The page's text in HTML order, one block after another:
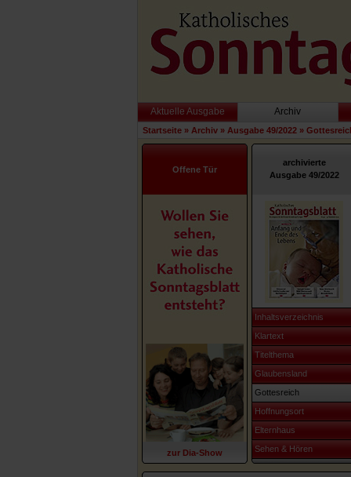
Aktuelle Ausgabe Archiv
Startseite» Archiv» Ausgabe 49/2022»
Offene Tür
zur Dia-Show
archivierte
Ausgabe 49/2022
Inhaltsverzeichnis
Klartext
Titelthema
Glaubensland
Gottesreich
Hoffnungsort
Elternhaus
Sehen & Hören